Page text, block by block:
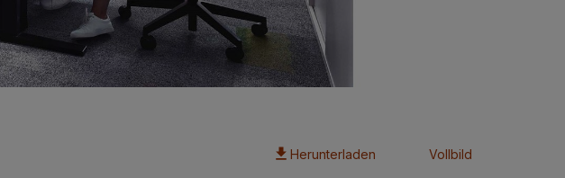
Herunterladen Vollbild